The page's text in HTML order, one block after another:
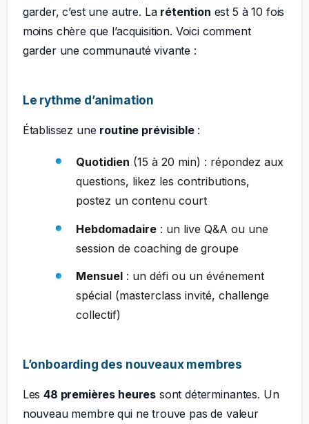
garder, c’est une autre. La rétention est 5 à 10 fois
moins chère que l’acquisition. Voici comment
garder une communauté vivante :
Le rythme d’animation
Établissez une routine prévisible:
Quotidien (15 à 20 min) : répondez aux
questions, likez les contributions,
postez un contenu court
Hebdomadaire: un live Q&A ou une
session de coaching de groupe
Mensuel: un défi ou un événement
spécial (masterclass invité, challenge
collectif)
L’onboarding des nouveaux membres
Les48 premières heures sont déterminantes. Un
nouveau membre qui ne trouve pas de valeur